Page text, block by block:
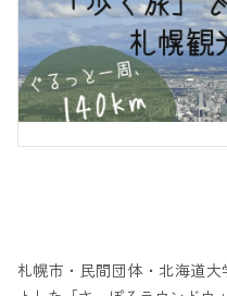
札幌市・民間団体・北海道大